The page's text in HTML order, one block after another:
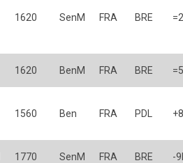
1620 SenM FRA BRE
1620 BenM FRA BRE
1560 Ben FRA PDL
1770 SenM FRA BRE -